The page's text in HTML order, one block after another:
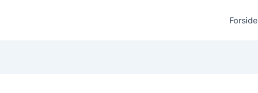
Forside